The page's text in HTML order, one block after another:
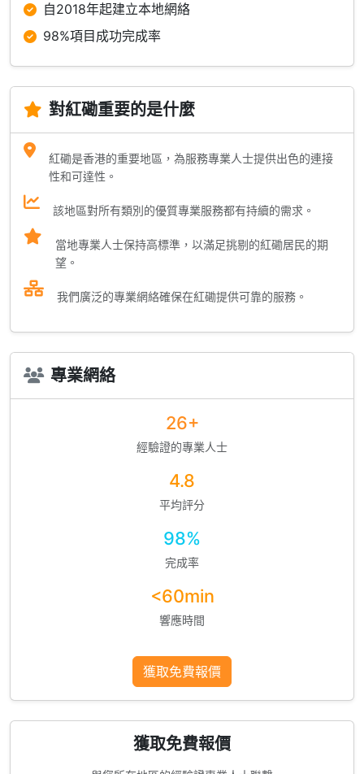
自2018年起建立本地網絡
98%項目成功完成率
對紅磡重要的是什麼
紅磡是香港的重要地區，為服務專業人士提供出色的連接
性和可達性。
該地區對所有類別的優質專業服務都有持續的需求。
當地專業人士保持高標準，以滿足挑剔的紅磡居民的期
望。
我們廣泛的專業網絡確保在紅磡提供可靠的服務。
專業網絡
26+
經驗證的專業人士
4.8
平均評分
98%
完成率
<60min
響應時間
獲取免費報價
獲取免費報價